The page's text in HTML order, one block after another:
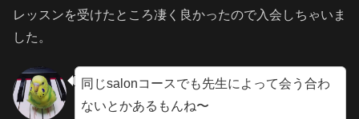
レッスンを受けたところ凄く良かったので入会しちゃいま
した。
同じsalonコースでも先生によって会う合わ
ないとかあるもんね〜